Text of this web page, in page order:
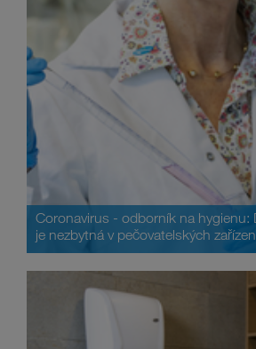
Coronavirus - odborník na hygienu:
je nezbytná v pečovatelských